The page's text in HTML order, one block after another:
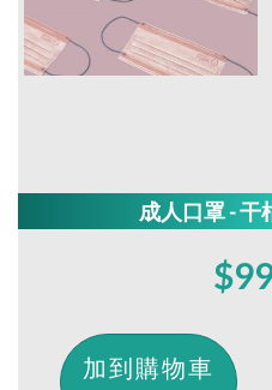
成人口罩 - 干